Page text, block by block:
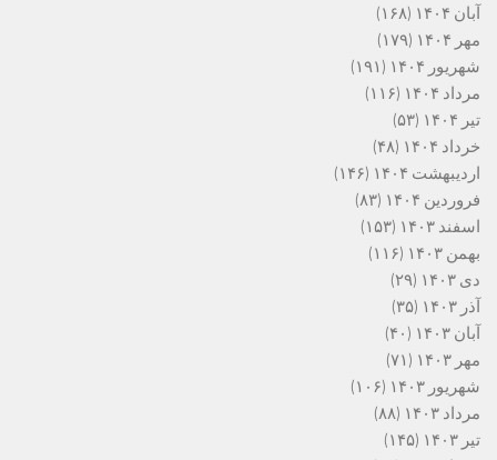
آبان ۱۴۰۴
(۱۶۸)
مهر ۱۴۰۴
(۱۷۹)
شهریور ۱۴۰۴
(۱۹۱)
مرداد ۱۴۰۴
(۱۱۶)
تیر ۱۴۰۴
(۵۳)
خرداد ۱۴۰۴
(۴۸)
اردیبهشت ۱۴۰۴
(۱۴۶)
فروردین ۱۴۰۴
(۸۳)
اسفند ۱۴۰۳
(۱۵۳)
بهمن ۱۴۰۳
(۱۱۶)
دی ۱۴۰۳
(۲۹)
آذر ۱۴۰۳
(۳۵)
آبان ۱۴۰۳
(۴۰)
مهر ۱۴۰۳
(۷۱)
شهریور ۱۴۰۳
(۱۰۶)
مرداد ۱۴۰۳
(۸۸)
تیر ۱۴۰۳
(۱۴۵)